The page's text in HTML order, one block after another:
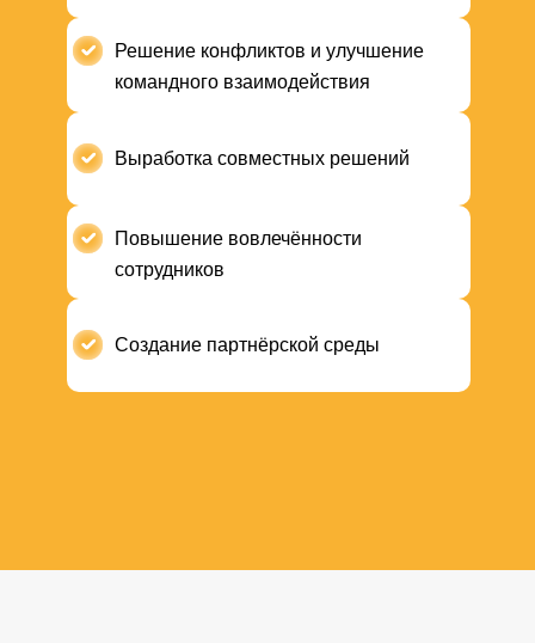
Решение конфликтов и улучшение
командного взаимодействия
Выработка совместных решений
Повышение вовлечённости
сотрудников
Создание партнёрской среды